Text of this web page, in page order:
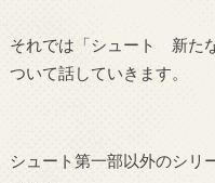
それでは「シュート 新た
ついて話していきます。
シュート第一部以外のシリ